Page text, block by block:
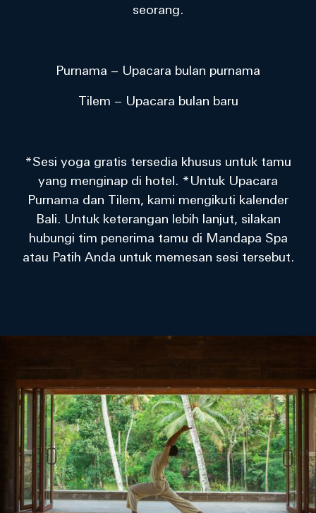
seorang.
Purnama – Upacara bulan purnama
Tilem – Upacara bulan baru
*Sesi yoga gratis tersedia khusus untuk tamu
yang menginap di hotel. *Untuk Upacara
Purnama dan Tilem, kami mengikuti kalender
Bali. Untuk keterangan lebih lanjut, silakan
hubungi tim penerima tamu di Mandapa Spa
atau Patih Anda untuk memesan sesi tersebut.